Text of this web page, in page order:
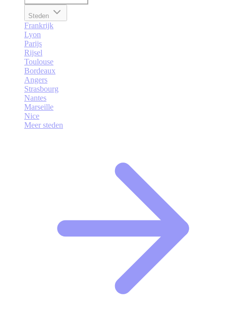
Steden
Frankrijk
Lyon
Parijs
Rijsel
Toulouse
Bordeaux
Angers
Strasbourg
Nantes
Marseille
Nice
Meer steden